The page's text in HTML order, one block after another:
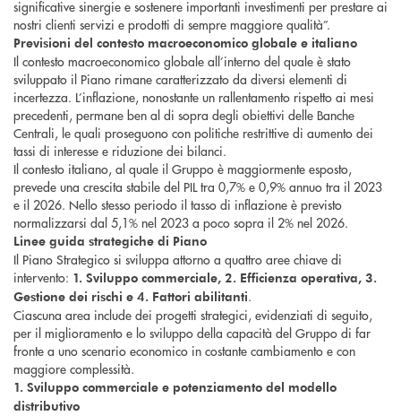
significative sinergie e sostenere importanti investimenti per prestare ai
nostri clienti servizi e prodotti di sempre maggiore qualità”.
Previsioni del contesto macroeconomico globale e italiano
Il contesto macroeconomico globale all’interno del quale è stato
sviluppato il Piano rimane caratterizzato da diversi elementi di
incertezza. L’inflazione, nonostante un rallentamento rispetto ai mesi
precedenti, permane ben al di sopra degli obiettivi delle Banche
Centrali, le quali proseguono con politiche restrittive di aumento dei
tassi di interesse e riduzione dei bilanci.
Il contesto italiano, al quale il Gruppo è maggiormente esposto,
prevede una crescita stabile del PIL tra 0,7% e 0,9% annuo tra il 2023
e il 2026. Nello stesso periodo il tasso di inflazione è previsto
normalizzarsi dal 5,1% nel 2023 a poco sopra il 2% nel 2026.
Linee guida strategiche di Piano
Il Piano Strategico si sviluppa attorno a quattro aree chiave di
intervento: 1. Sviluppo commerciale, 2. Efficienza operativa, 3.
Gestione dei rischi e 4. Fattori abilitanti.
Ciascuna area include dei progetti strategici, evidenziati di seguito,
per il miglioramento e lo sviluppo della capacità del Gruppo di far
fronte a uno scenario economico in costante cambiamento e con
maggiore complessità.
1. Sviluppo commerciale e potenziamento del modello
distributivo